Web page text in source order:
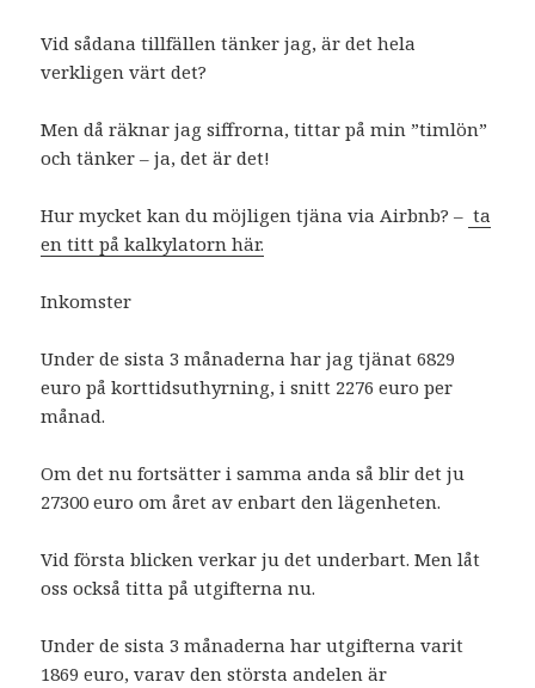
Vid sådana tillfällen tänker jag, är det hela
verkligen värt det?
Men då räknar jag siffrorna, tittar på min ”timlön”
och tänker – ja, det är det!
Hur mycket kan du möjligen tjäna via Airbnb? – ta
en titt på kalkylatorn här.
Inkomster
Under de sista 3 månaderna har jag tjänat 6829
euro på korttidsuthyrning, i snitt 2276 euro per
månad.
Om det nu fortsätter i samma anda så blir det ju
27300 euro om året av enbart den lägenheten.
Vid första blicken verkar ju det underbart. Men låt
oss också titta på utgifterna nu.
Under de sista 3 månaderna har utgifterna varit
1869 euro, varav den största andelen är